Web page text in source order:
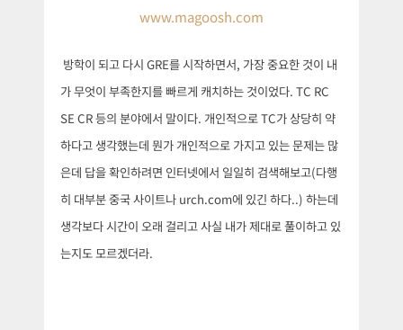
www.magoosh.com
방학이 되고 다시 GRE를 시작하면서, 가장 중요한 것이 내
가 무엇이 부족한지를 빠르게 캐치하는 것이었다. TC RC
SE CR 등의 분야에서 말이다. 개인적으로 TC가 상당히 약
하다고 생각했는데 뭔가 개인적으로 가지고 있는 문제는 많
은데 답을 확인하려면 인터넷에서 일일히 검색해보고(다행
히 대부분 중국 사이트나 urch.com에 있긴 하다..) 하는데
생각보다 시간이 오래 걸리고 사실 내가 제대로 풀이하고 있
는지도 모르겠더라.